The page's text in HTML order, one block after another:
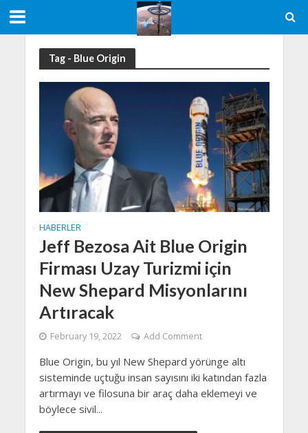
Tag - Blue Origin
HABERLER
Jeff Bezosa Ait Blue Origin
Firması Uzay Turizmi için
New Shepard Misyonlarını
Artıracak
February 19, 2022 Add Comment
Blue Origin, bu yıl New Shepard yörünge altı
sisteminde uçtuğu insan sayısını iki katından fazla
artırmayı ve filosuna bir araç daha eklemeyi ve
böylece sivil...